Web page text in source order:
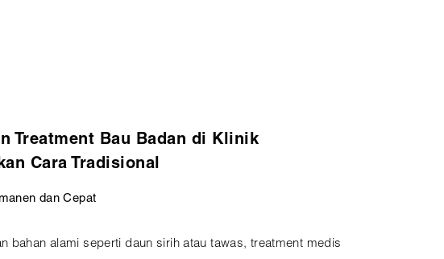
Treatment Bau Badan di Klinik
Cara Tradisional
dan Cepat
bahan alami seperti daun sirih atau tawas, treatment medis